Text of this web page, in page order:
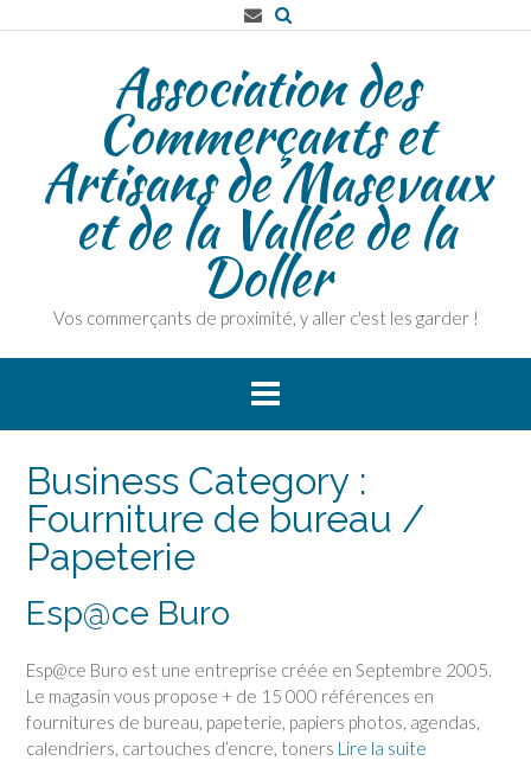
to
Association des
Commerçants et
Artisans de Masevaux
et de la Vallée de la
Doller
Vos commerçants de proximité, y aller c'est les garder !
Business Category :
Fourniture de bureau /
Papeterie
Esp@ce Buro
Esp@ce Buro est une entreprise créée en Septembre 2005.
Le magasin vous propose + de 15 000 références en
fournitures de bureau, papeterie, papiers photos, agendas,
calendriers, cartouches d’encre, toners Lire la suite